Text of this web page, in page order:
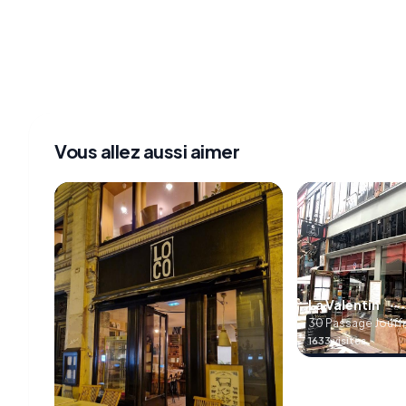
Vous allez aussi aimer
La Valentin
30 Passage
France
1633 visites